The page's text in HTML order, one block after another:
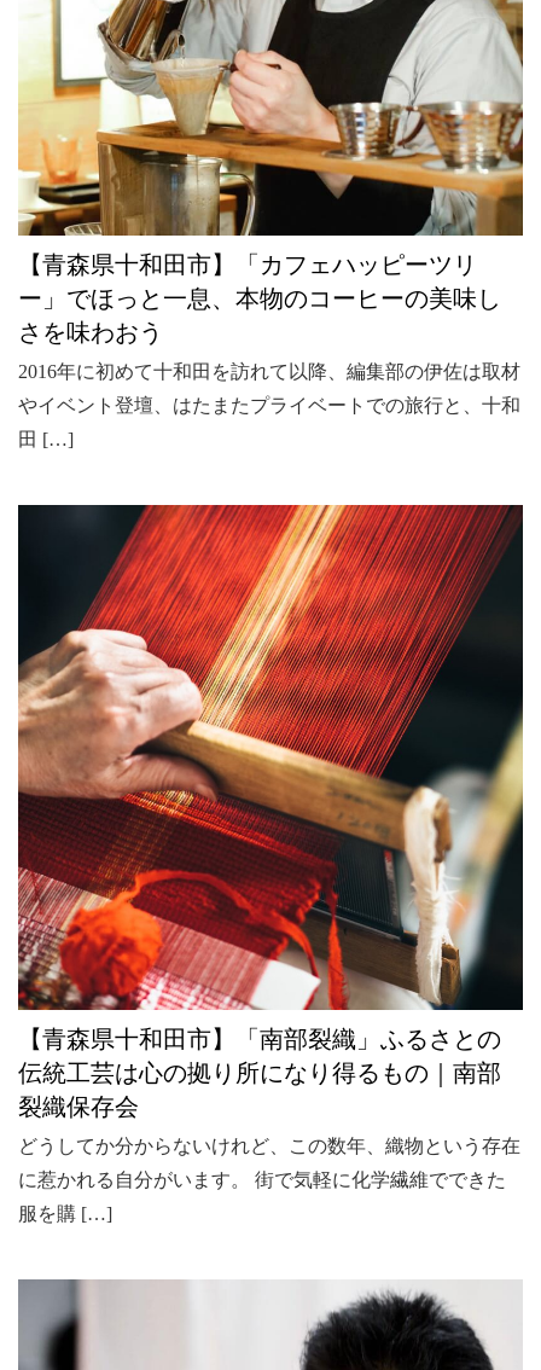
【青森県十和田市】「カフェハッピーツリ
ー」でほっと一息、本物のコーヒーの美味し
さを味わおう
2016年に初めて十和田を訪れて以降、編集部の伊佐は取材
やイベント登壇、はたまたプライベートでの旅行と、十和
田 […]
【青森県十和田市】「南部裂織」ふるさとの
伝統工芸は心の拠り所になり得るもの｜南部
裂織保存会
どうしてか分からないけれど、この数年、織物という存在
に惹かれる自分がいます。 街で気軽に化学繊維でできた
服を購 […]